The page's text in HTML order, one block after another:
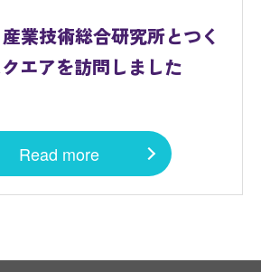
業技術総合研究所とつく
エアを訪問しました
Read more